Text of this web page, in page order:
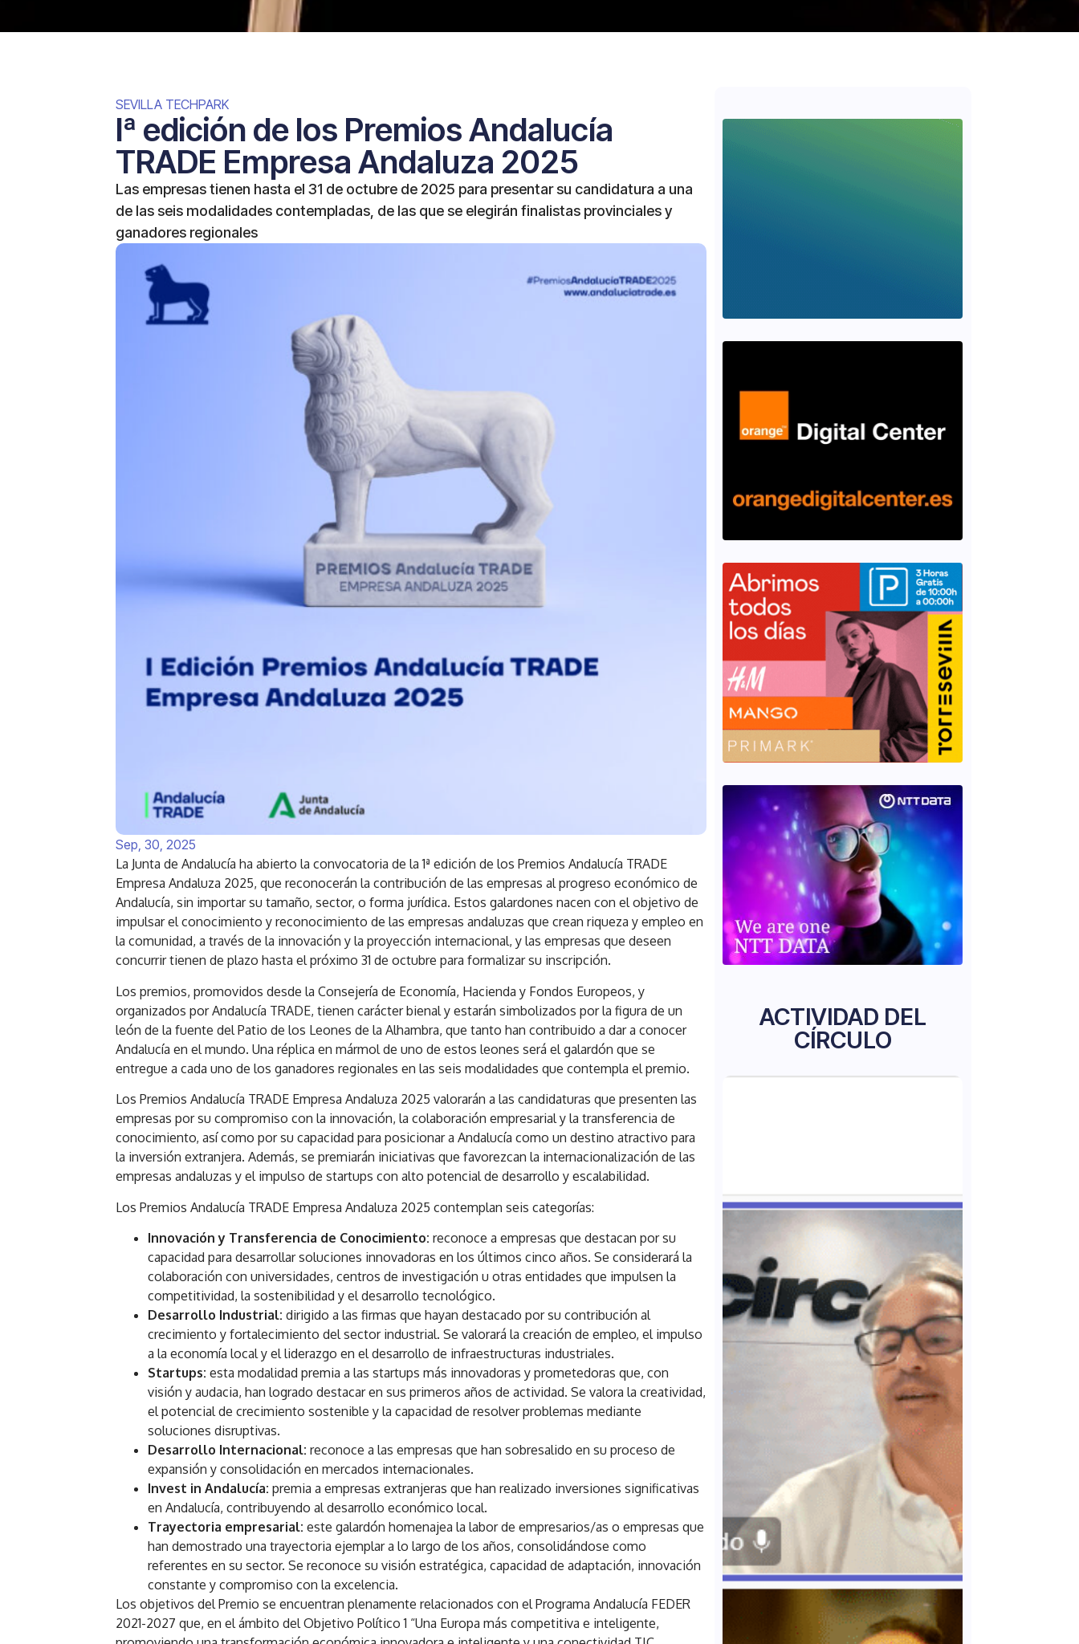
SEVILLA TECHPARK
Iª edición de los Premios Andalucía
TRADE Empresa Andaluza 2025
Las empresas tienen hasta el 31 de octubre de 2025 para presentar su candidatura a una
de las seis modalidades contempladas, de las que se elegirán finalistas provinciales y
ganadores regionales
Sep, 30, 2025
La Junta de Andalucía ha abierto la convocatoria de la 1ª edición de los Premios Andalucía TRADE
Empresa Andaluza 2025, que reconocerán la contribución de las empresas al progreso económico de
Andalucía, sin importar su tamaño, sector, o forma jurídica. Estos galardones nacen con el objetivo de
impulsar el conocimiento y reconocimiento de las empresas andaluzas que crean riqueza y empleo en
la comunidad, a través de la innovación y la proyección internacional, y las empresas que deseen
concurrir tienen de plazo hasta el próximo 31 de octubre para formalizar su inscripción.
Los premios, promovidos desde la Consejería de Economía, Hacienda y Fondos Europeos, y
organizados por Andalucía TRADE, tienen carácter bienal y estarán simbolizados por la figura de un
león de la fuente del Patio de los Leones de la Alhambra, que tanto han contribuido a dar a conocer
Andalucía en el mundo. Una réplica en mármol de uno de estos leones será el galardón que se
entregue a cada uno de los ganadores regionales en las seis modalidades que contempla el premio.
Los Premios Andalucía TRADE Empresa Andaluza 2025 valorarán a las candidaturas que presenten las
empresas por su compromiso con la innovación, la colaboración empresarial y la transferencia de
conocimiento, así como por su capacidad para posicionar a Andalucía como un destino atractivo para
la inversión extranjera. Además, se premiarán iniciativas que favorezcan la internacionalización de las
empresas andaluzas y el impulso de startups con alto potencial de desarrollo y escalabilidad.
Los Premios Andalucía TRADE Empresa Andaluza 2025 contemplan seis categorías:
Innovación y Transferencia de Conocimiento:reconoce a empresas que destacan por su
capacidad para desarrollar soluciones innovadoras en los últimos cinco años. Se considerará la
colaboración con universidades, centros de investigación u otras entidades que impulsen la
competitividad, la sostenibilidad y el desarrollo tecnológico.
Desarrollo Industrial:dirigido a las firmas que hayan destacado por su contribución al
crecimiento y fortalecimiento del sector industrial. Se valorará la creación de empleo, el impulso
a la economía local y el liderazgo en el desarrollo de infraestructuras industriales.
Startups:esta modalidad premia a las startups más innovadoras y prometedoras que, con
visión y audacia, han logrado destacar en sus primeros años de actividad. Se valora la creatividad,
el potencial de crecimiento sostenible y la capacidad de resolver problemas mediante
soluciones disruptivas.
Desarrollo Internacional:reconoce a las empresas que han sobresalido en su proceso de
expansión y consolidación en mercados internacionales.
Invest in Andalucía:premia a empresas extranjeras que han realizado inversiones significativas
en Andalucía, contribuyendo al desarrollo económico local.
Trayectoria empresarial:este galardón homenajea la labor de empresarios/as o empresas que
han demostrado una trayectoria ejemplar a lo largo de los años, consolidándose como
referentes en su sector. Se reconoce su visión estratégica, capacidad de adaptación, innovación
constante y compromiso con la excelencia.
Los objetivos del Premio se encuentran plenamente relacionados con el Programa Andalucía FEDER
2021-2027 que, en el ámbito del Objetivo Político 1 “Una Europa más competitiva e inteligente,
ACTIVIDAD DEL
CÍRCULO